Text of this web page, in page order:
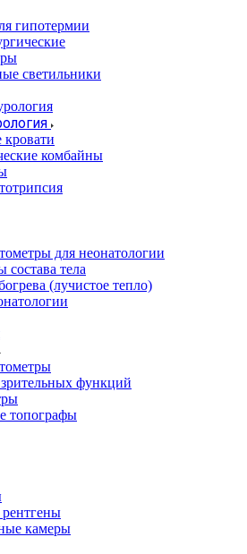
гипотермии
светильники
комбайны
для неонатологии
состава тела
(лучистое тепло)
функций
топографы
камеры